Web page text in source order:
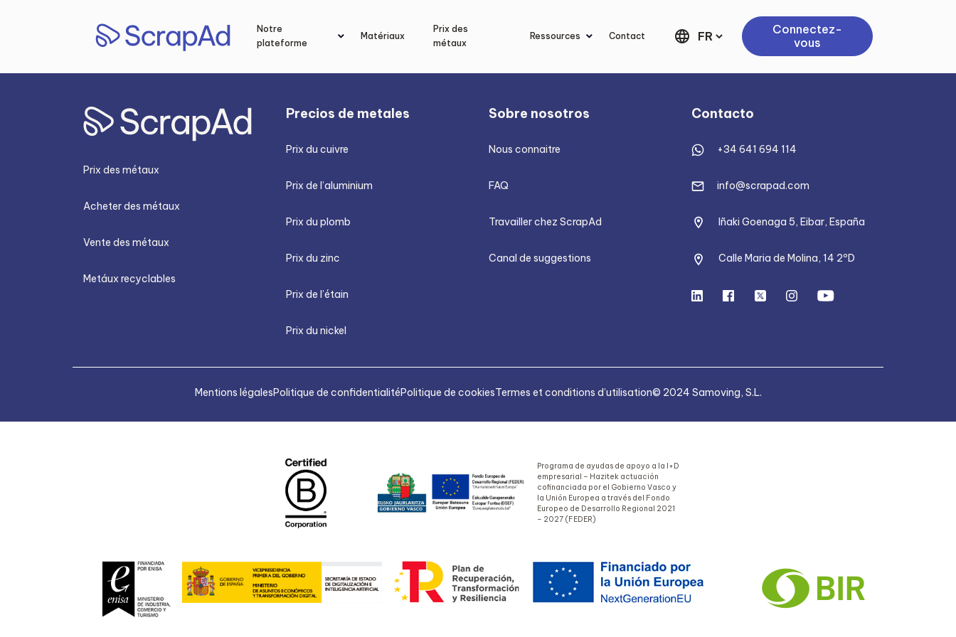
Notre
plateforme
Matériaux
Prix des
métaux
Ressources Contact language
Connectez-
vous
Prix des métaux
Acheter des métaux
Vente des métaux
Metáux recyclables
Precios de metales
Prix du cuivre
Prix de l’aluminium
Prix du plomb
Prix du zinc
Prix de l’étain
Prix du nickel
Sobre nosotros
Nous connaitre
FAQ
Travailler chez ScrapAd
Canal de suggestions
Contacto
+34 641 694 114
info@scrapad.com
Iñaki Goenaga 5, Eibar, España
Calle Maria de Molina, 14 2ºD
Mentions légalesPolitique de confidentialitéPolitique de cookiesTermes et conditions d’utilisation© 2024 Samoving, S.L.
Programa de ayudas de apoyo a la I+D
empresarial – Hazitek actuación
cofinanciada por el Gobierno Vasco y
la Unión Europea a través del Fondo
Europeo de Desarrollo Regional 2021
– 2027 (FEDER)